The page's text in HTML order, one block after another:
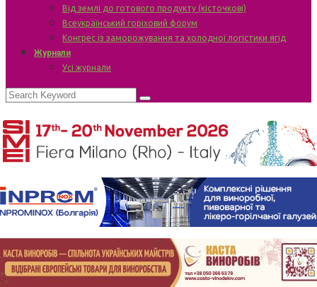
Від землі до готового продукту (кісточкові)
Всеукраїнський горіховий форум
Конгрес із заморожування та холодної логістики ягід
Журнали
Усі журнали